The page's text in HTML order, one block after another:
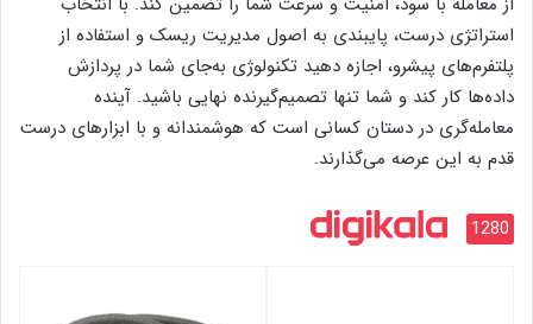
استراتژی درست، پایبندی به اصول مدیریت ریسک و استفاده از
پلتفرم‌های پیشرو، اجازه دهید تکنولوژی به‌جای شما در پردازش
داده‌ها کار کند و شما تنها تصمیم‌گیرنده نهایی باشید. آینده
معامله‌گری در دستان کسانی است که هوشمندانه و با ابزارهای درست
قدم به این عرصه می‌گذارند.
1280